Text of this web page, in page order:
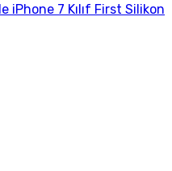
iPhone 7 Kılıf First Silikon